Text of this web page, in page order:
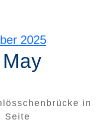
2025
in
Seite